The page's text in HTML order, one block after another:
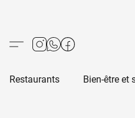
Restaurants Bien-être et